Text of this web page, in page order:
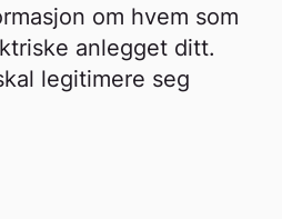
om hvem som
anlegget ditt.
legitimere seg